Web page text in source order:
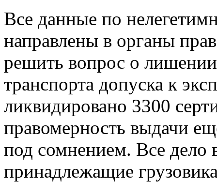
Все данные по
направлены в органы
решить вопрос о лишении
транспорта допуска к
ликвидировано 3300
правомерность выдачи
под сомнением. Все дело
принадлежащие